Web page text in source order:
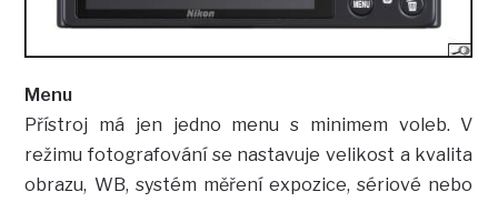
Menu
Přístroj má jen jedno menu s minimem voleb. V
režimu fotografování se nastavuje velikost a kvalita
obrazu, WB, systém měření expozice, sériové nebo